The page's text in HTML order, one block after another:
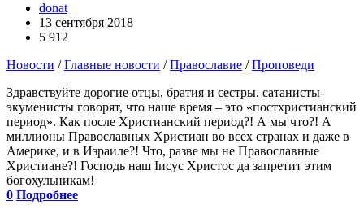
donat
13 сентября 2018
5 912
Новости /Главные новости /Православие /Проповеди
Здравствуйте дорогие отцы, братия и сестры. сатанисты-
экуменисты говорят, что наше время – это «постхристианский
период». Как после Христианский период?! А мы что?! А
миллионы Православных Христиан во всех странах и даже в
Америке, и в Израиле?! Что, разве мы не Православные
Христиане?! Господь наш Iисус Христос да запретит этим
богохульникам!
0 Подробнее